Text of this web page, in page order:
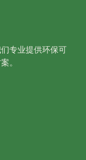
专业提供环保可
。